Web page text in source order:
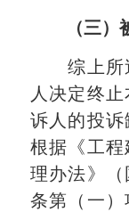
（三
综上所述
人决定终
诉人的投诉
根据《工
理办法》
条第（一